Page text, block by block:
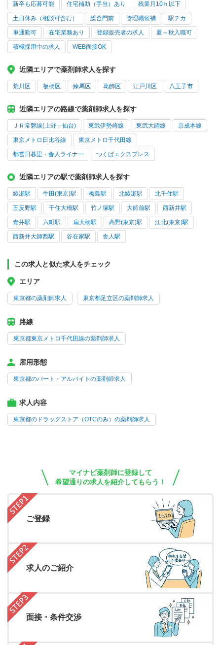
新卒も応募可能 住宅補助（手当）あり 残業月10ｈ以下
土日休み（相談可含む） 総合門前 管理職候補 駅チカ
車通勤可 在宅業務あり 登録販売者の求人 夏～秋入職可
積極採用中の求人 WEB面接OK
近隣エリアで薬剤師求人を探す
荒川区 板橋区 練馬区 葛飾区 江戸川区 八王子市
近隣エリアの路線で薬剤師求人を探す
ＪＲ常磐線(上野－仙台) 東武伊勢崎線 東武大師線 京成本線
東京メトロ日比谷線 東京メトロ千代田線
都営日暮里・舎人ライナー つくばエクスプレス
近隣エリアの駅で薬剤師求人を探す
綾瀬駅 牛田(東京)駅 梅島駅 北綾瀬駅 北千住駅
五反野駅 千住大橋駅 竹ノ塚駅 大師前駅 西新井駅
青井駅 六町駅 扇大橋駅 高野(東京)駅 江北(東京)駅
西新井大師西駅 谷在家駅 舎人駅
この求人と似た求人をチェック
エリア
東京都の薬剤師求人 東京都足立区の薬剤師求人
路線
東京都東京メトロ千代田線の薬剤師求人
雇用形態
東京都のパート・アルバイトの薬剤師求人
求人内容
東京都のドラッグストア（OTCのみ）の薬剤師求人
マイナビ薬剤師に登録して
希望通りの求人を紹介してもらう！
ご登録
求人のご紹介
面接・条件交渉